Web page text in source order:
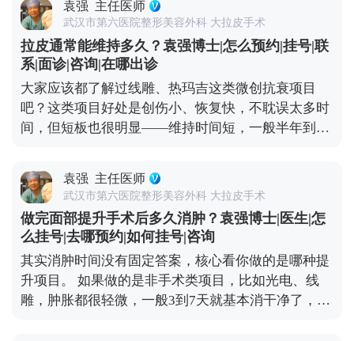
遗症大多和手术方式不规范有关，选对医生和手术方
案，就能有效规避。 想知道更多关于MCR复合提升
术的问题，可以去官方媒体平台（公众号、百家号、
小红薯）预约面诊，详细了解。
友做完后耳朵变形、疤痕特别明显，多半是碰到
了“假拉皮”——只做表面功夫，单纯把皮肤拉紧，没
处理深层组织，强行拉扯皮肤缝合，自然容易出问
题。 但大家也不用过度恐慌，在正规医院找经验丰富
的医生操作，这些风险都是能控制的。比如在做MCR
复合提升术时，就会凭着精准的解剖知识避开重要神
经，做分层减张缝合，尽量减少对组织的创伤。还会
以说，想做拉皮，第一步也是最关键的一步，就是选
对正规医院和靠谱医生，这是降低风险的想知道更多
关于MCR复合提升术的问题，可以去官方媒体平台
（公众号、百家号、小红薯）预约面诊，详细了解。
核心。
袁强 主任医师
武汉市第六医院整形美容外科 大拉皮手术
拉皮通常能维持多久？袁强博士|怎么预约|挂号|联
系|面诊|咨询|在哪出诊
大家应该都了解过线雕、热玛吉这类微创抗衰项目
吧？这类项目好处是创伤小、恢复快，不耽误太多时
间，但短板也很明显——维持时间短，一般半年到一
少。 拉皮手术就不一样了，它不是只把表面皮肤拉紧
那么简单，核心是通过深层筋膜的剥离和提升，从根
儿上解决组织下垂的问题。正因为是深层调整，效果
才扎实，一般能维持8-10年。就像MCR复合提升术，
会在多个层次做复位固定，让下垂的组织在新的位置
上稳稳当当“扎根”，一次手术就能让你摆脱松弛困扰
挺久。这么算下来，从长远来看，性价比其实更高。
当然了，具体能维持多久，和个人体质、术后护理还
袁强 主任医师
武汉市第六医院整形美容外科 大拉皮手术
做完面部提升手术后多久消肿？袁强博士|医生|怎
么挂号|去哪预约|如何挂号|咨询
其实消肿时间没有固定答案，核心看你做的是哪种提
升项目。 如果做的是非手术类项目，比如光电、线
雕，肿胀都很轻微，一般3到7天就基本消干净了，最